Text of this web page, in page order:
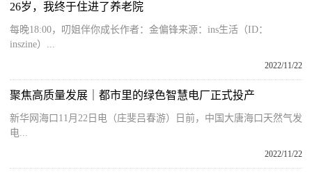
26岁，我终于住进了养老院
每晚18:00，叨姐伴你成长作者：金偏锋来源：ins生活（ID：
inszine）...
2022/11/22
聚焦高质量发展｜都市里的绿色智慧电厂正式投产
新华网海口11月22日电（庄斐吕春游）日前，中国大唐海口天然气发
电...
2022/11/22